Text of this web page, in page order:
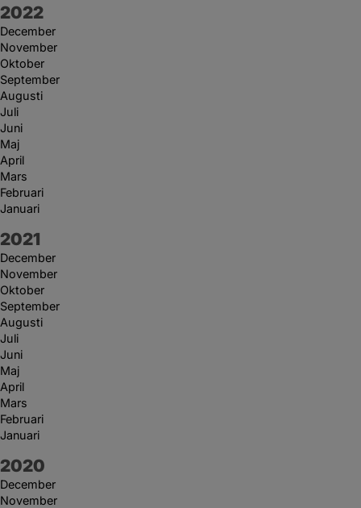
År:
2022
December
November
Oktober
September
Augusti
Juli
Juni
Maj
April
Mars
Februari
Januari
År:
2021
December
November
Oktober
September
Augusti
Juli
Juni
Maj
April
Mars
Februari
Januari
År:
2020
December
November